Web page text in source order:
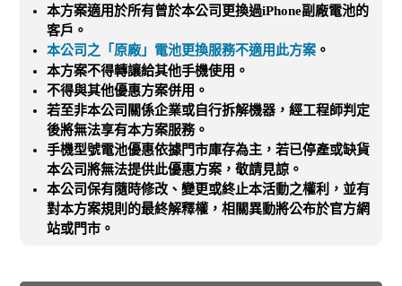
本方案適用於所有曾於本公司更換過iPhone副廠電池的
客戶。
本公司之「原廠」電池更換服務不適用此方案 。
本方案不得轉讓給其他手機使用。
不得與其他優惠方案併用。
若至非本公司關係企業或自行拆解機器，經工程師判定
後將無法享有本方案服務。
手機型號電池優惠依據門市庫存為主，若已停產或缺貨
本公司將無法提供此優惠方案，敬請見諒。
本公司保有隨時修改、變更或終止本活動之權利，並有
對本方案規則的最終解釋權，相關異動將公布於官方網
站或門市。